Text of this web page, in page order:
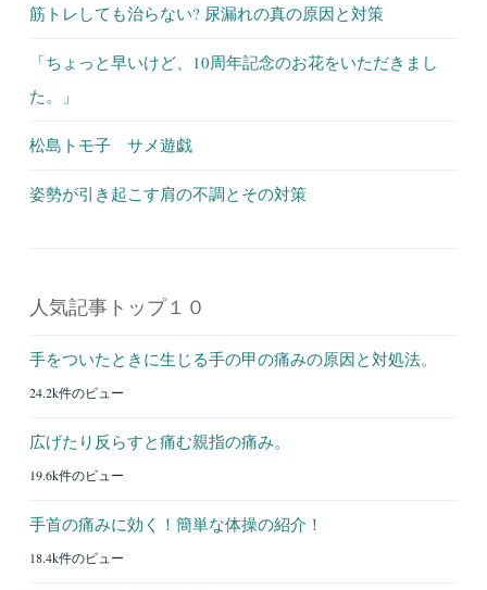
筋トレしても治らない? 尿漏れの真の原因と対策
「ちょっと早いけど、10周年記念のお花をいただきまし
た。」
松島トモ子 サメ遊戯
姿勢が引き起こす肩の不調とその対策
人気記事トップ１０
手をついたときに生じる手の甲の痛みの原因と対処法。
24.2k件のビュー
広げたり反らすと痛む親指の痛み。
19.6k件のビュー
手首の痛みに効く！簡単な体操の紹介！
18.4k件のビュー